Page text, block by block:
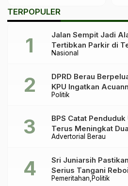
Berau Semakin
TERPOPULER
Nasional
Jalan Sempit Jadi
Tertibkan Parkir di
Politik
DPRD Berau
KPU Ingatkan
Advertorial Berau
BPS Catat
Terus Meningkat
Pemeritahan Politik
Sri Juniarsih
Serius Tangani
Praktik Ilegal